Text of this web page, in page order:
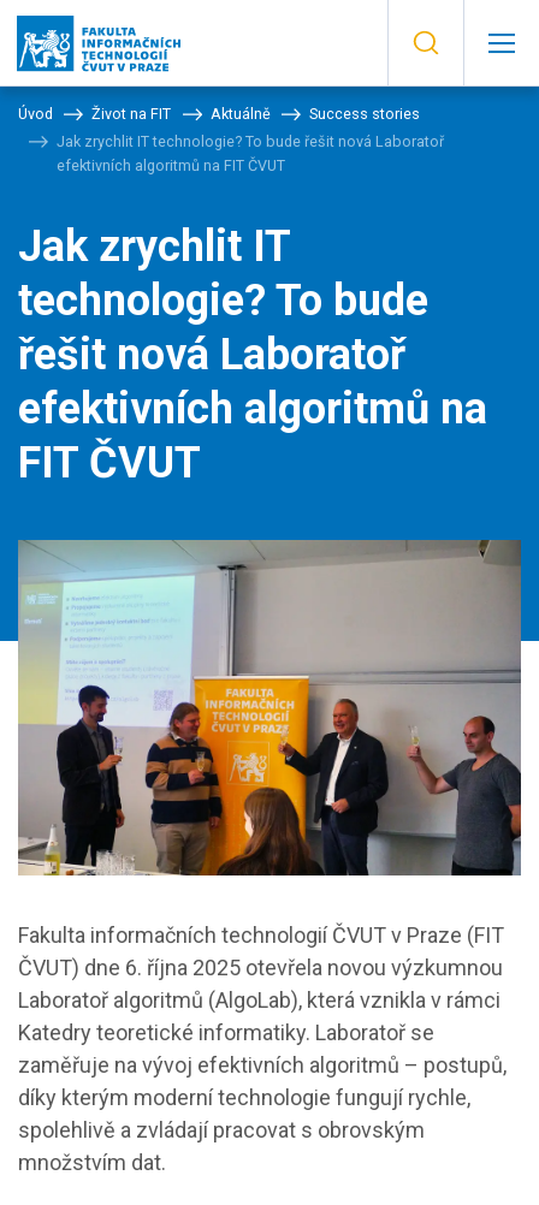
Úvod Život na FIT Aktuálně
Success stories
Jak zrychlit IT technologie? To bude řešit nová Laboratoř
efektivních algoritmů na FIT ČVUT
Jak zrychlit IT
technologie? To bude
řešit nová Laboratoř
efektivních algoritmů na
FIT ČVUT
Fakulta informačních technologií ČVUT v Praze (FIT
ČVUT) dne 6. října 2025 otevřela novou výzkumnou
Laboratoř algoritmů (AlgoLab), která vznikla v rámci
Katedry teoretické informatiky. Laboratoř se
zaměřuje na vývoj efektivních algoritmů – postupů,
díky kterým moderní technologie fungují rychle,
spolehlivě a zvládají pracovat s obrovským
množstvím dat.